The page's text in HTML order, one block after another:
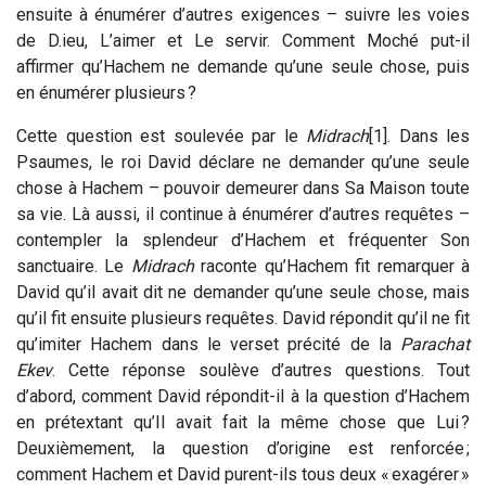
ensuite à énumérer d’autres exigences – suivre les voies
de D.ieu, L’aimer et Le servir. Comment Moché put-il
affirmer qu’Hachem ne demande qu’une seule chose, puis
en énumérer plusieurs ?
Cette question est soulevée par le Midrach[1]. Dans les
Psaumes, le roi David déclare ne demander qu’une seule
chose à Hachem – pouvoir demeurer dans Sa Maison toute
sa vie. Là aussi, il continue à énumérer d’autres requêtes –
contempler la splendeur d’Hachem et fréquenter Son
sanctuaire. Le Midrachraconte qu’Hachem fit remarquer à
David qu’il avait dit ne demander qu’une seule chose, mais
qu’il fit ensuite plusieurs requêtes. David répondit qu’il ne fit
qu’imiter Hachem dans le verset précité de la Parachat
Ekev. Cette réponse soulève d’autres questions. Tout
d’abord, comment David répondit-il à la question d’Hachem
en prétextant qu’Il avait fait la même chose que Lui ?
Deuxièmement, la question d’origine est renforcée ;
comment Hachem et David purent-ils tous deux « exagérer »